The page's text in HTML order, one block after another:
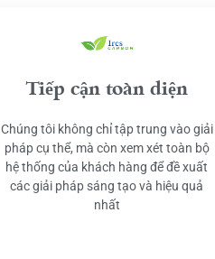
Tiếp cận toàn diện
Chúng tôi không chỉ tập trung vào giải
pháp cụ thể, mà còn xem xét toàn bộ
hệ thống của khách hàng để đề xuất
các giải pháp sáng tạo và hiệu quả
nhất